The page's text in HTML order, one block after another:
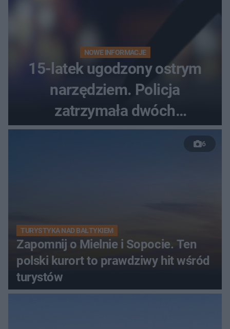
NOWE INFORMACJE
15-latek ugodzony ostrym
narzędziem. Policja
zatrzymała dwóch
nastolatków
6
TURYSTYKA NAD BAŁTYKIEM
Zapomnij o Mielnie i Sopocie. Ten
polski kurort to prawdziwy hit wśród
turystów